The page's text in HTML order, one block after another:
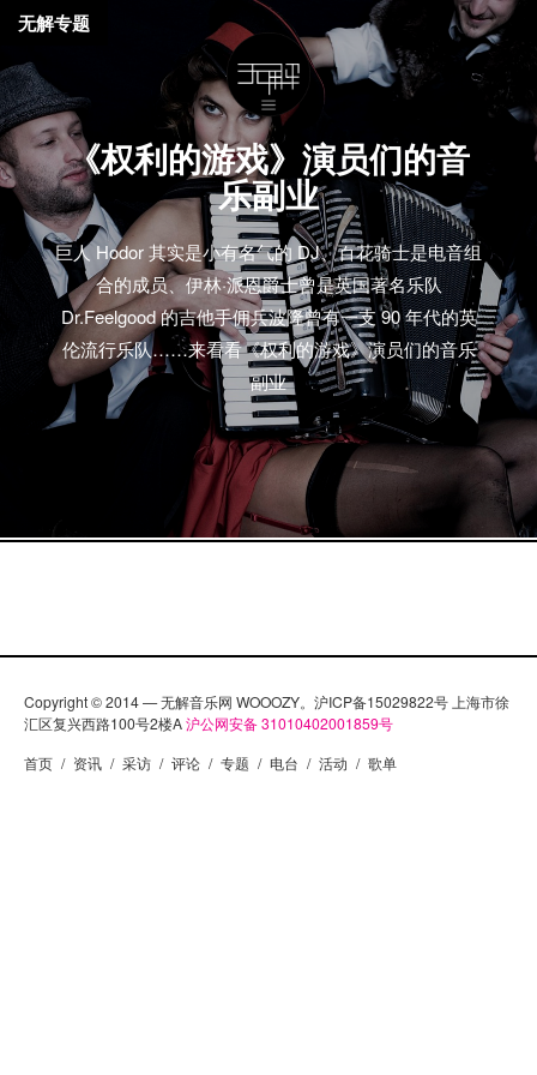
《权利的游戏》演员们的音
乐副业
巨人 Hodor 其实是小有名气的 DJ、百花骑士是电音组
合的成员、伊林·派恩爵士曾是英国著名乐队
Dr.Feelgood 的吉他手佣兵波隆曾有一支 90 年代的英
伦流行乐队……来看看《权利的游戏》演员们的音乐
副业
无解专题
Copyright © 2014 — 无解音乐网 WOOOZY。沪ICP备15029822号 上海市徐
汇区复兴西路100号2楼A沪公网安备 31010402001859号
首页 / 资讯 / 采访 / 评论 / 专题 / 电台 / 活动 / 歌单